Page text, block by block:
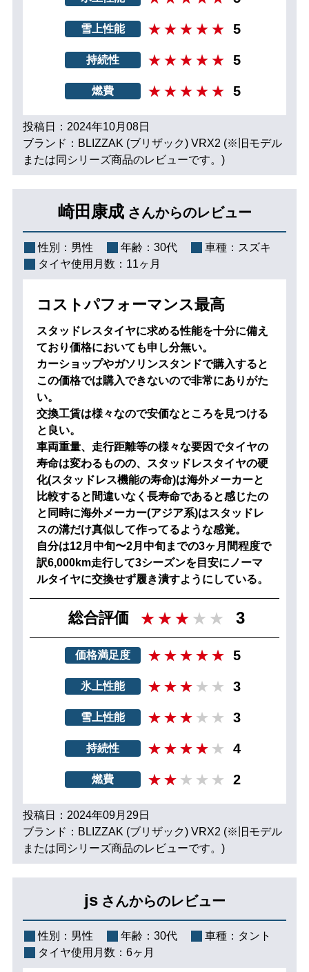
雪上性能 5
持続性 5
燃費 5
投稿日：2024年10月08日
ブランド：BLIZZAK (ブリザック) VRX2 (※旧モデル
または同シリーズ商品のレビューです。)
崎田康成 さんからのレビュー
性別： 男性 年齢： 30代 車種： スズキ
タイヤ使用月数： 11ヶ月
コストパフォーマンス最高
スタッドレスタイヤに求める性能を十分に備え
ており価格においても申し分無い。
カーショップやガソリンスタンドで購入すると
この価格では購入できないので非常にありがた
い。
交換工賃は様々なので安価なところを見つける
と良い。
車両重量、走行距離等の様々な要因でタイヤの
寿命は変わるものの、スタッドレスタイヤの硬
化(スタッドレス機能の寿命)は海外メーカーと
比較すると間違いなく長寿命であると感じたの
と同時に海外メーカー(アジア系)はスタッドレ
スの溝だけ真似して作ってるような感覚。
自分は12月中旬〜2月中旬までの3ヶ月間程度で
訳6,000km走行して3シーズンを目安にノーマ
ルタイヤに交換せず履き潰すようにしている。
総合評価 3
価格満足度 5
氷上性能 3
雪上性能 3
持続性 4
燃費 2
投稿日：2024年09月29日
ブランド：BLIZZAK (ブリザック) VRX2 (※旧モデル
または同シリーズ商品のレビューです。)
js さんからのレビュー
性別： 男性 年齢： 30代 車種： タント
タイヤ使用月数： 6ヶ月